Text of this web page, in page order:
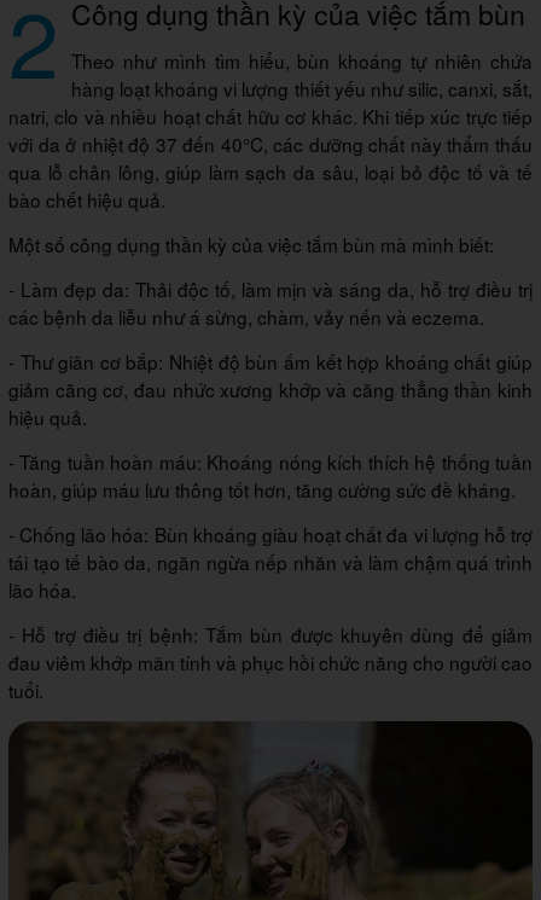
2 Công dụng thần kỳ của việc tắm bùn
Theo như mình tìm hiểu, bùn khoáng tự nhiên chứa
hàng loạt khoáng vi lượng thiết yếu như silic, canxi, sắt,
natri, clo và nhiều hoạt chất hữu cơ khác. Khi tiếp xúc trực tiếp
với da ở nhiệt độ 37 đến 40°C, các dưỡng chất này thẩm thấu
qua lỗ chân lông, giúp làm sạch da sâu, loại bỏ độc tố và tế
bào chết hiệu quả.
Một số công dụng thần kỳ của việc tắm bùn mà mình biết:
- Làm đẹp da: Thải độc tố, làm mịn và sáng da, hỗ trợ điều trị
các bệnh da liễu như á sừng, chàm, vảy nến và eczema.
- Thư giãn cơ bắp: Nhiệt độ bùn ấm kết hợp khoáng chất giúp
giảm căng cơ, đau nhức xương khớp và căng thẳng thần kinh
hiệu quả.
- Tăng tuần hoàn máu: Khoáng nóng kích thích hệ thống tuần
hoàn, giúp máu lưu thông tốt hơn, tăng cường sức đề kháng.
- Chống lão hóa: Bùn khoáng giàu hoạt chất đa vi lượng hỗ trợ
tái tạo tế bào da, ngăn ngừa nếp nhăn và làm chậm quá trình
lão hóa.
- Hỗ trợ điều trị bệnh: Tắm bùn được khuyên dùng để giảm
đau viêm khớp mãn tính và phục hồi chức năng cho người cao
tuổi.